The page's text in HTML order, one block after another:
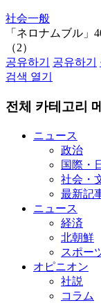
社会一般
「ネロナムブル
（2）
공유하기
공유하기
검색 열기
전체 카테고리
ニュース
政治
国際・
社会・
最新記
ニュース
経済
北朝鮮
スポー
オピニオン
社説
コラム